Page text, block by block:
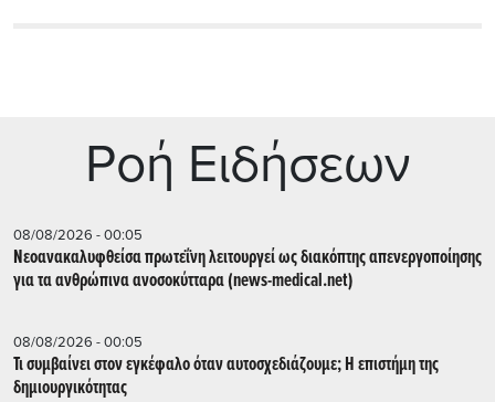
Ρoή Ειδήσεων
08/08/2026 - 00:05
Νεοανακαλυφθείσα πρωτεΐνη λειτουργεί ως διακόπτης απενεργοποίησης
για τα ανθρώπινα ανοσοκύτταρα (news-medical.net)
08/08/2026 - 00:05
Τι συμβαίνει στον εγκέφαλο όταν αυτοσχεδιάζουμε; Η επιστήμη της
δημιουργικότητας